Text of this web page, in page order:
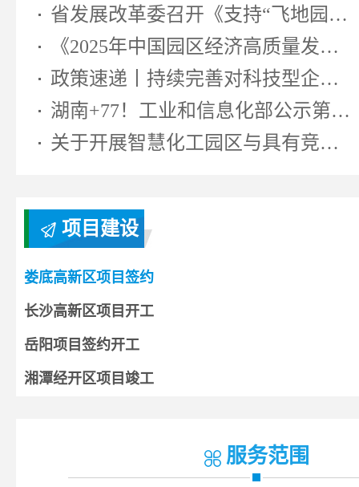
省发展改革委召开《支持“飞地园区...
《2025年中国园区经济高质量发展研...
政策速递丨持续完善对科技型企业...
湖南+77！工业和信息化部公示第七...
关于开展智慧化工园区与具有竞争...
项目建设
娄底高新区项目签约
长沙高新区项目开工
岳阳项目签约开工
湘潭经开区项目竣工
服务范围